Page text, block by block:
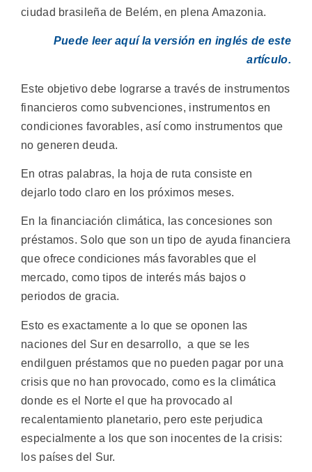
ciudad brasileña de Belém, en plena Amazonia.
Puede leer aquí la versión en inglés de este
artículo.
Este objetivo debe lograrse a través de instrumentos
financieros como subvenciones, instrumentos en
condiciones favorables, así como instrumentos que
no generen deuda.
En otras palabras, la hoja de ruta consiste en
dejarlo todo claro en los próximos meses.
En la financiación climática, las concesiones son
préstamos. Solo que son un tipo de ayuda financiera
que ofrece condiciones más favorables que el
mercado, como tipos de interés más bajos o
periodos de gracia.
Esto es exactamente a lo que se oponen las
naciones del Sur en desarrollo, a que se les
endilguen préstamos que no pueden pagar por una
crisis que no han provocado, como es la climática
donde es el Norte el que ha provocado al
recalentamiento planetario, pero este perjudica
especialmente a los que son inocentes de la crisis:
los países del Sur.